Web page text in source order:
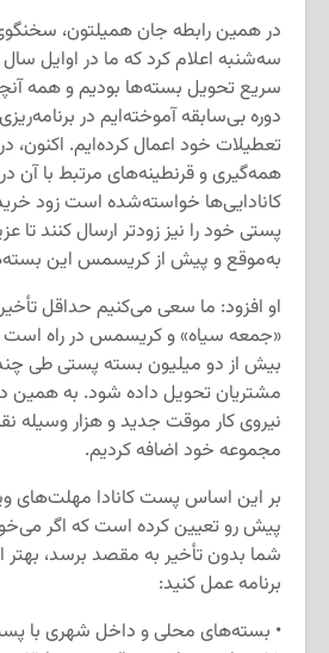
در همین رابطه جان همیلتون،
سه‌شنبه اعلام کرد که ما در اوایل
سریع تحویل بسته‌ها بودیم و همه
دوره بی‌سابقه آموخته‌ایم در
تعطیلات خود اعمال کرده‌ایم. اکنون،
همه‌گیری و قرنطینه‌های مرتبط با آن
کانادایی‌ها خواسته‌شده است زود
پستی خود را نیز زودتر ارسال کنند تا
به‌موقع و پیش از کریسمس این
او افزود: ما سعی می‌کنیم حداقل
«جمعه سیاه» و کریسمس در راه
بیش از دو میلیون بسته پستی طی
مشتریان تحویل داده شود. به همین
نیروی کار موقت جدید و هزار وسیله
مجموعه خود اضافه کردیم.
بر این اساس پست کانادا مهلت‌های
پیش رو تعیین کرده است که اگر
شما بدون تأخیر به مقصد برسد،
برنامه عمل کنید:
• بسته‌های محلی و داخل شهری با پست